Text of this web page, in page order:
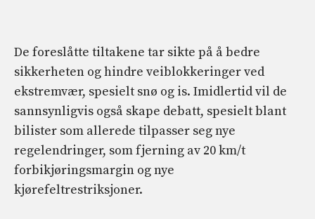
De foreslåtte tiltakene tar sikte på å bedre
sikkerheten og hindre veiblokkeringer ved
ekstremvær, spesielt snø og is. Imidlertid vil de
sannsynligvis også skape debatt, spesielt blant
bilister som allerede tilpasser seg nye
regelendringer, som fjerning av 20 km/t
forbikjøringsmargin og nye
kjørefeltrestriksjoner.